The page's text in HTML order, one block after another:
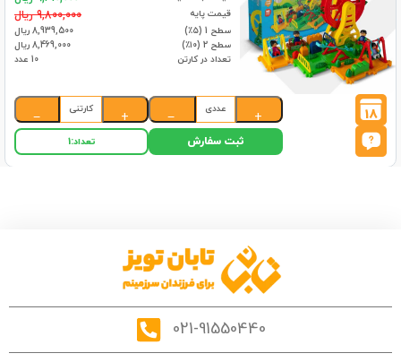
قیمت پایه 9,800,000 ریال
سطح 1 (۵٪)
8,939,500 ریال
سطح 2 (۱۰٪)
8,469,000 ریال
تعداد در کارتن
10 عدد
18
+
عددی
−
+
کارتنی
−
ثبت سفارش تعداد:1
021-91550440